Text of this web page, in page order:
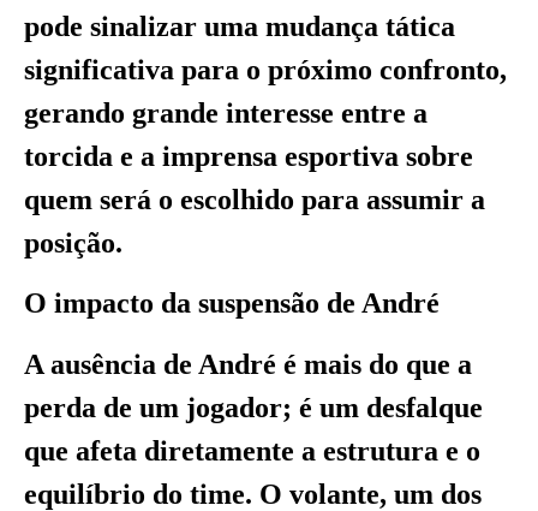
pode sinalizar uma mudança tática
significativa para o próximo confronto,
gerando grande interesse entre a
torcida e a imprensa esportiva sobre
quem será o escolhido para assumir a
posição.
O impacto da suspensão de André
A ausência de André é mais do que a
perda de um jogador; é um desfalque
que afeta diretamente a estrutura e o
equilíbrio do time. O volante, um dos